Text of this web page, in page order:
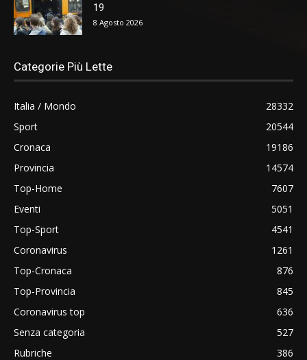
19
8 Agosto 2026
Categorie Più Lette
Italia / Mondo
28332
Sport
20544
Cronaca
19186
Provincia
14574
Top-Home
7607
Eventi
5051
Top-Sport
4541
Coronavirus
1261
Top-Cronaca
876
Top-Provincia
845
Coronavirus top
636
Senza categoria
527
Rubriche
386